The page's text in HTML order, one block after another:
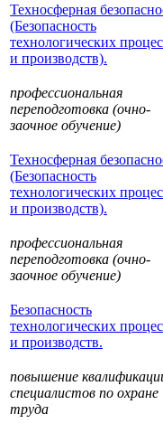
Техносферная
(Безопасность
технологических
и производств).
профессиональная
переподготовка (очно-
заочное обучение)
Техносферная
(Безопасность
технологических
и производств).
профессиональная
переподготовка (очно-
заочное обучение)
Безопасность
технологических
и производств.
повышение
специалистов по охране
труда